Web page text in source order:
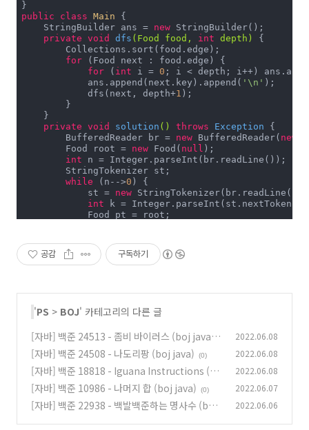
public
class Main
{
    StringBuilder ans =
new StringBuilder();
private void dfs (Food food, int depth)
{
        Collections.sort(food.edge);
for (Food next : food.edge) {
for ( int i = 0 ; i < depth; i++)
            ans.append(next.key).append(
'\n' );
            dfs(next, depth+
1 );
        }
    }
private void solution () throws Exception {
        BufferedReader br =
new BufferedReader( new
        Food root =
new Food( null );
int n = Integer.parseInt(br.readLine());
        StringTokenizer st;
while (n-->0 ) {
            st =
new StringTokenizer(br.readLine());
int k =
            Food pt = root;
boolean isMatched =
for (Food next : pt.edge) {
                        isMatched =
true;
                    }
if (!isMatched) {
                    Food newFood =
                    pt.edge.add(newFood);
                    pt = newFood;
                }
            }
        }
        dfs(root,
);
        System.out.println(ans);
공감 구독하기
'PS > BOJ' 카테고리의 다른 글
[자바] 백준 24513 - 좀비 바이러스 (boj java)
(0)
2022.06.08
[자바] 백준 24508 - 나도리팡 (boj java) (0) 2022.06.08
[자바] 백준 18818 - Iguana Instructions (bo
j java)
(0)
2022.06.08
[자바] 백준 10986 - 나머지 합 (boj java) (0) 2022.06.07
[자바] 백준 22938 - 백발백준하는 명사수 (boj j
2022.06.06